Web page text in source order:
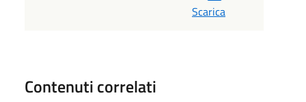
Scarica
Contenuti correlati